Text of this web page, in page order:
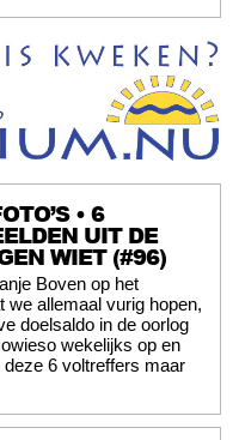
• 6
UIT DE
WIET (#96)
Boven op het
we allemaal vurig hopen,
doelsaldo in de oorlog
wekelijks op en
6 voltreffers maar